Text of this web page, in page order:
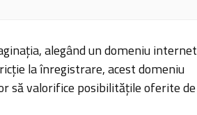
alegând un domeniu internet
la înregistrare, acest domeniu
să valorifice posibilitățile oferite de